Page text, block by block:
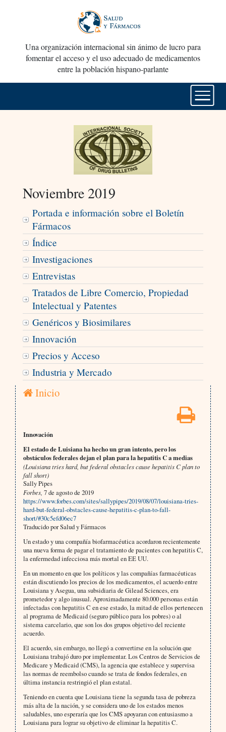
Una organización internacional sin ánimo de lucro para
fomentar el acceso y el uso adecuado de medicamentos
entre la población hispano-parlante
Noviembre 2019
Portada e información sobre el Boletín
Fármacos
Índice
Investigaciones
Entrevistas
Tratados de Libre Comercio, Propiedad
Intelectual y Patentes
Genéricos y Biosimilares
Innovación
Precios y Acceso
Industria y Mercado
Inicio
Innovación
El estado de Luisiana ha hecho un gran intento, pero los
obstáculos federales dejan el plan para la hepatitis C a medias
(Louisiana tries hard, but federal obstacles cause hepatitis C plan to
fall short)
Sally Pipes
Forbes, 7 de agosto de 2019
https://www.forbes.com/sites/sallypipes/2019/08/07/louisiana-tries-
hard-but-federal-obstacles-cause-hepatitis-c-plan-to-fall-
short/#30c5efd06ec7
Traducido por Salud y Fármacos
Un estado y una compañía biofarmacéutica acordaron recientemente
una nueva forma de pagar el tratamiento de pacientes con hepatitis C,
la enfermedad infecciosa más mortal en EE UU.
En un momento en que los políticos y las compañías farmacéuticas
están discutiendo los precios de los medicamentos, el acuerdo entre
Louisiana y Asegua, una subsidiaria de Gilead Sciences, era
prometedor y algo inusual. Aproximadamente 80.000 personas están
infectadas con hepatitis C en ese estado, la mitad de ellos pertenecen
al programa de Medicaid (seguro público para los pobres) o al
sistema carcelario, que son los dos grupos objetivo del reciente
acuerdo.
El acuerdo, sin embargo, no llegó a convertirse en la solución que
Louisiana trabajó duro por implementar. Los Centros de Servicios de
Medicare y Medicaid (CMS), la agencia que establece y supervisa
las normas de reembolso cuando se trata de fondos federales, en
última instancia restringió el plan estatal.
Teniendo en cuenta que Louisiana tiene la segunda tasa de pobreza
más alta de la nación, y se considera uno de los estados menos
saludables, uno esperaría que los CMS apoyaran con entusiasmo a
Louisiana para lograr su objetivo de eliminar la hepatitis C.